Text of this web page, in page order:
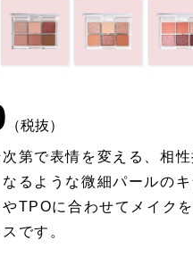
（税抜）
第で表情を変える、相
なるような微細パールの
やTPOに合わせてメイク
です。